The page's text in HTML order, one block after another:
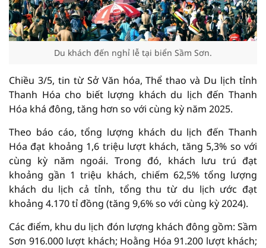
Du khách đến nghỉ lễ tại biển Sầm Sơn.
Chiều 3/5, tin từ Sở Văn hóa, Thể thao và Du lịch tỉnh
Thanh Hóa cho biết lượng khách du lịch đến Thanh
Hóa khá đông, tăng hơn so với cùng kỳ năm 2025.
Theo báo cáo, tổng lượng khách du lịch đến Thanh
Hóa đạt khoảng 1,6 triệu lượt khách, tăng 5,3% so với
cùng kỳ năm ngoái. Trong đó, khách lưu trú đạt
khoảng gần 1 triệu khách, chiếm 62,5% tổng lượng
khách du lịch cả tỉnh, tổng thu từ du lịch ước đạt
khoảng 4.170 tỉ đồng (tăng 9,6% so với cùng kỳ 2024).
Các điểm, khu du lịch đón lượng khách đông gồm: Sầm
Sơn 916.000 lượt khách; Hoằng Hóa 91.200 lượt khách;